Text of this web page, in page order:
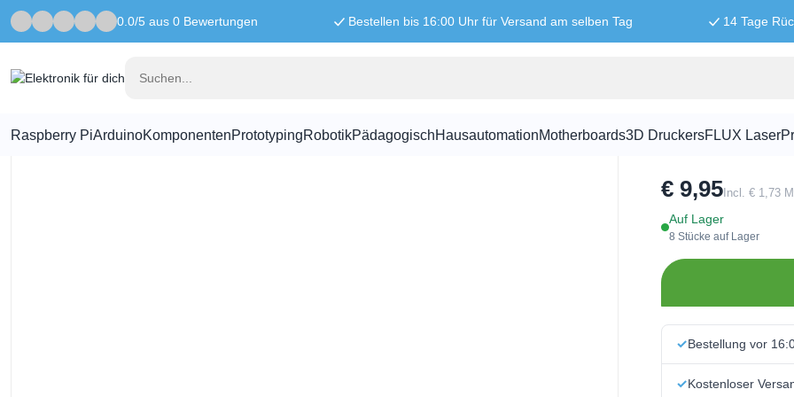
0.0/5 aus 0 Bewertungen Bestellen bis 16:00 Uhr für Versand am selben Tag 14 Tage
Raspberry PiArduinoKomponentenPrototypingRobotikPädagogischHausautomationMotherboards3D DruckersFLUX Laser
Startseite Komponenten Glassicherungssatz – 100 Stück
€ 9,95 Incl. € 1,73
Auf Lager
8 Stücke auf Lager
Bestellung vor
Kostenloser